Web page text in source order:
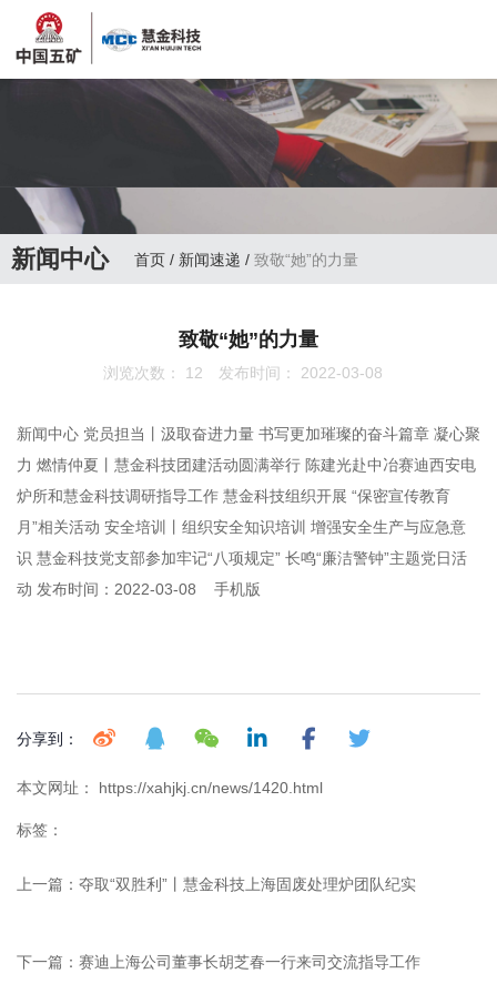
新闻中心 首页/ 新闻速递 /致敬“她”的力量
致敬“她”的力量
浏览次数： 12 发布时间： 2022-03-08
新闻中心 党员担当丨汲取奋进力量 书写更加璀璨的奋斗篇章 凝心聚
力 燃情仲夏丨慧金科技团建活动圆满举行 陈建光赴中冶赛迪西安电
炉所和慧金科技调研指导工作 慧金科技组织开展 “保密宣传教育
月”相关活动 安全培训丨组织安全知识培训 增强安全生产与应急意
识 慧金科技党支部参加牢记“八项规定” 长鸣“廉洁警钟”主题党日活
动 发布时间：2022-03-08 手机版
分享到：
本文网址： https://xahjkj.cn/news/1420.html
标签：
上一篇： 夺取“双胜利”丨慧金科技上海固废处理炉团队纪实
下一篇： 赛迪上海公司董事长胡芝春一行来司交流指导工作